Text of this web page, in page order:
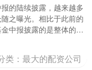
的陆续披露，越来越多
之曝光。相比于此前的
中报披露的是整体的持
位的展现大佬的整体投
类：最大的配资公司